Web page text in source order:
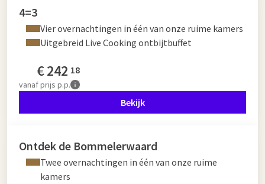
4=3
Vier overnachtingen in één van onze ruime kamers
Uitgebreid Live Cooking ontbijtbuffet
€242 18
vanafprijs p.p.
Bekijk
Ontdek de Bommelerwaard
Twee overnachtingen in één van onze ruime
kamers